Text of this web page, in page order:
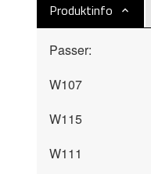
Produktinfo
Passer:
W107
W115
W111